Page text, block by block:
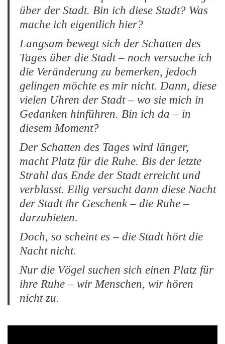
über der Stadt. Bin ich diese Stadt? Was
mache ich eigentlich hier?
Langsam bewegt sich der Schatten des
Tages über die Stadt – noch versuche ich
die Veränderung zu bemerken, jedoch
gelingen möchte es mir nicht. Dann, diese
vielen Uhren der Stadt – wo sie mich in
Gedanken hinführen. Bin ich da – in
diesem Moment?
Der Schatten des Tages wird länger,
macht Platz für die Ruhe. Bis der letzte
Strahl das Ende der Stadt erreicht und
verblasst. Eilig versucht dann diese Nacht
der Stadt ihr Geschenk – die Ruhe –
darzubieten.
Doch, so scheint es – die Stadt hört die
Nacht nicht.
Nur die Vögel suchen sich einen Platz für
ihre Ruhe – wir Menschen, wir hören
nicht zu.